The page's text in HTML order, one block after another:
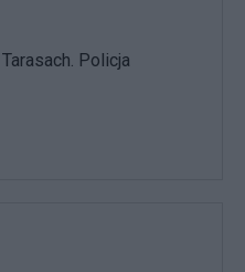
Policja